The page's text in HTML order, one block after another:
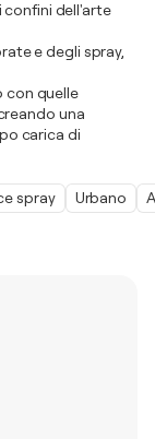
confini dell'arte
e degli spray,
con quelle
una
carica di
spray Urbano